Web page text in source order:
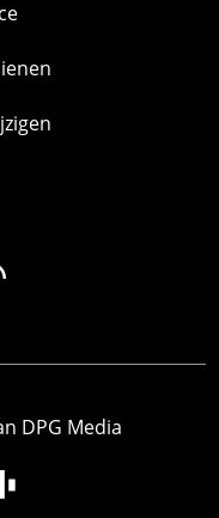
DPG Media